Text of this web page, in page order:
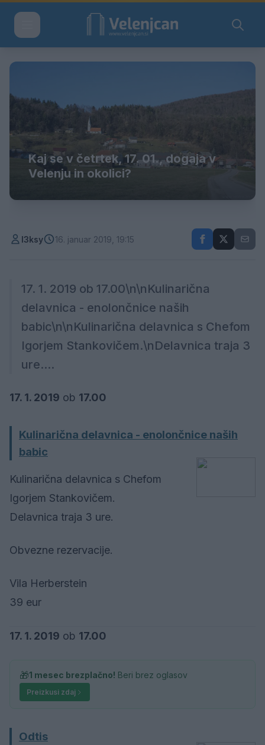
Kaj se v četrtek, 17. 01., dogaja v
Velenju in okolici?
l3ksy 16. januar 2019, 19:15
17. 1. 2019 ob 17.00\n\nKulinarična
delavnica - enolončnice naših
babic\n\nKulinarična delavnica s Chefom
Igorjem Stankovičem.\nDelavnica traja 3
ure....
17. 1. 2019 ob 17.00
Kulinarična delavnica - enolončnice naših
babic
Kulinarična delavnica s Chefom
Igorjem Stankovičem.
Delavnica traja 3 ure.
Obvezne rezervacije.
Vila Herberstein
39 eur
17. 1. 2019 ob 17.00
🎁1 mesec brezplačno! Beri brez oglasov
Preizkusi zdaj
Odtis